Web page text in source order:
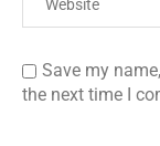
Save my
the next time I